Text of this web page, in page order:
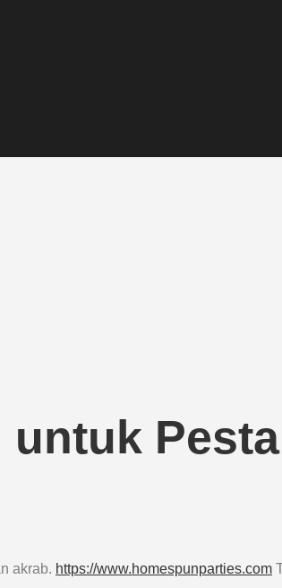
untuk Pesta
akrab. https://www.homespunparties.com